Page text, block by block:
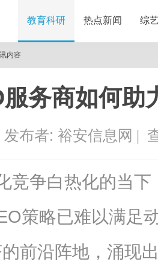
教育科研 热点新闻 综
内容
务商如何助
发布者: 裕安信息网 |
竞争白热化的当
策略已难以满足
前沿阵地，涌现